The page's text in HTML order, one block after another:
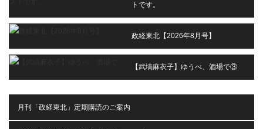
トです。
政経東北【2026年8月号】
【武塙麻衣子】ゆうべ、酒場で③
月刊「政経東北」定期購読のご案内